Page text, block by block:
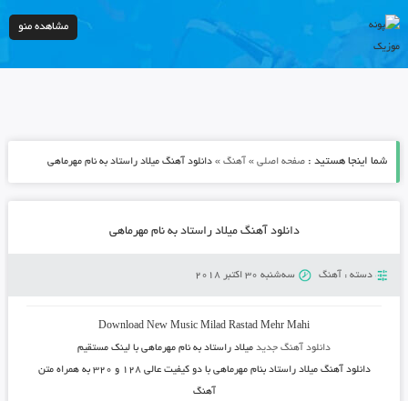
مشاهده منو
شما اینجا هستید : صفحه اصلی» آهنگ» دانلود آهنگ میلاد راستاد به نام مهرماهی
دانلود آهنگ میلاد راستاد به نام مهرماهی
دسته : آهنگ سه‌شنبه 30 اکتبر 2018
Download New MusicMilad Rastad Mehr Mahi
دانلود آهنگ جدیدمیلاد راستاد به نام مهرماهی با لینک مستقیم
دانلود آهنگمیلاد راستاد بنام مهرماهی
با دو کیفیت عالی ۱۲۸ و ۳۲۰ به همراه متن
آهنگ